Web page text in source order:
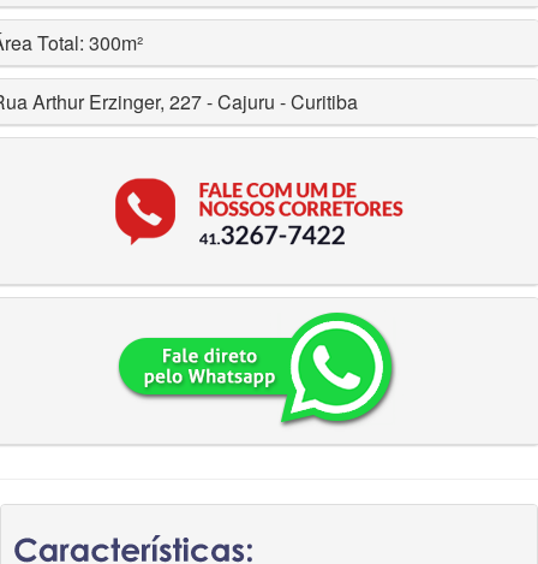
Total: 300m²
Arthur Erzinger, 227 - Cajuru - Curitiba